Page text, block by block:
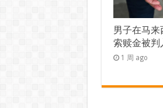
男子在马来
索赎金被判
1 周 ago